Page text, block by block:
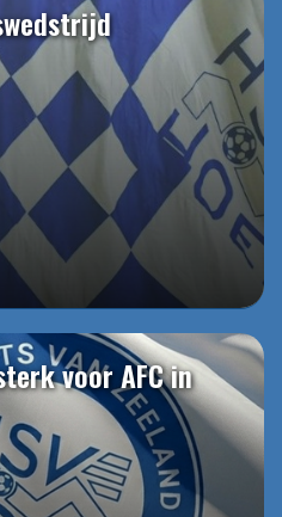
voor AFC in